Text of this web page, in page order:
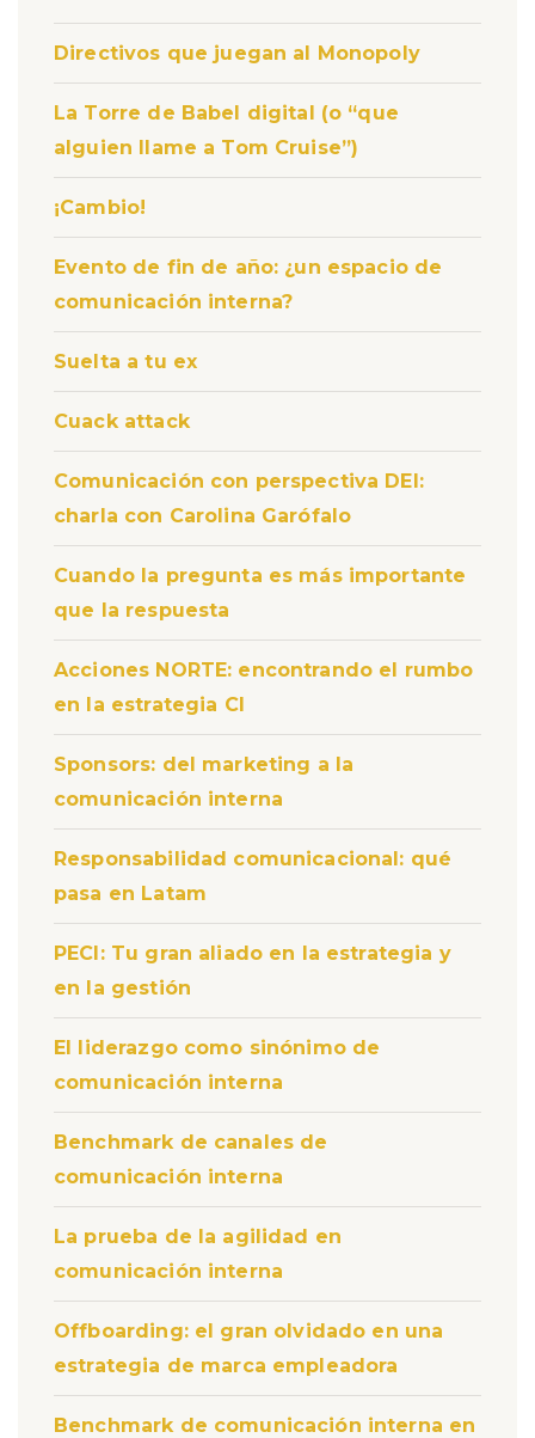
Directivos que juegan al Monopoly
La Torre de Babel digital (o “que
alguien llame a Tom Cruise”)
¡Cambio!
Evento de fin de año: ¿un espacio de
comunicación interna?
Suelta a tu ex
Cuack attack
Comunicación con perspectiva DEI:
charla con Carolina Garófalo
Cuando la pregunta es más importante
que la respuesta
Acciones NORTE: encontrando el rumbo
en la estrategia CI
Sponsors: del marketing a la
comunicación interna
Responsabilidad comunicacional: qué
pasa en Latam
PECI: Tu gran aliado en la estrategia y
en la gestión
El liderazgo como sinónimo de
comunicación interna
Benchmark de canales de
comunicación interna
La prueba de la agilidad en
comunicación interna
Offboarding: el gran olvidado en una
estrategia de marca empleadora
Benchmark de comunicación interna en